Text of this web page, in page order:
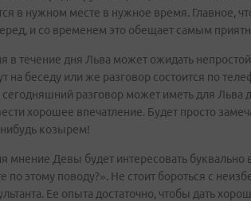
в нужном месте в нужное время. Главное,
и со временем это обещает самым
в течение дня Льва может ожидать
на беседу или же разговор состоится по
разговор может иметь для Льва
хорошее впечатление. Будет просто
козырем!
мнение Девы будет интересовать
по этому поводу?». Не стоит бороться с
Ее опыта достаточно, чтобы дать